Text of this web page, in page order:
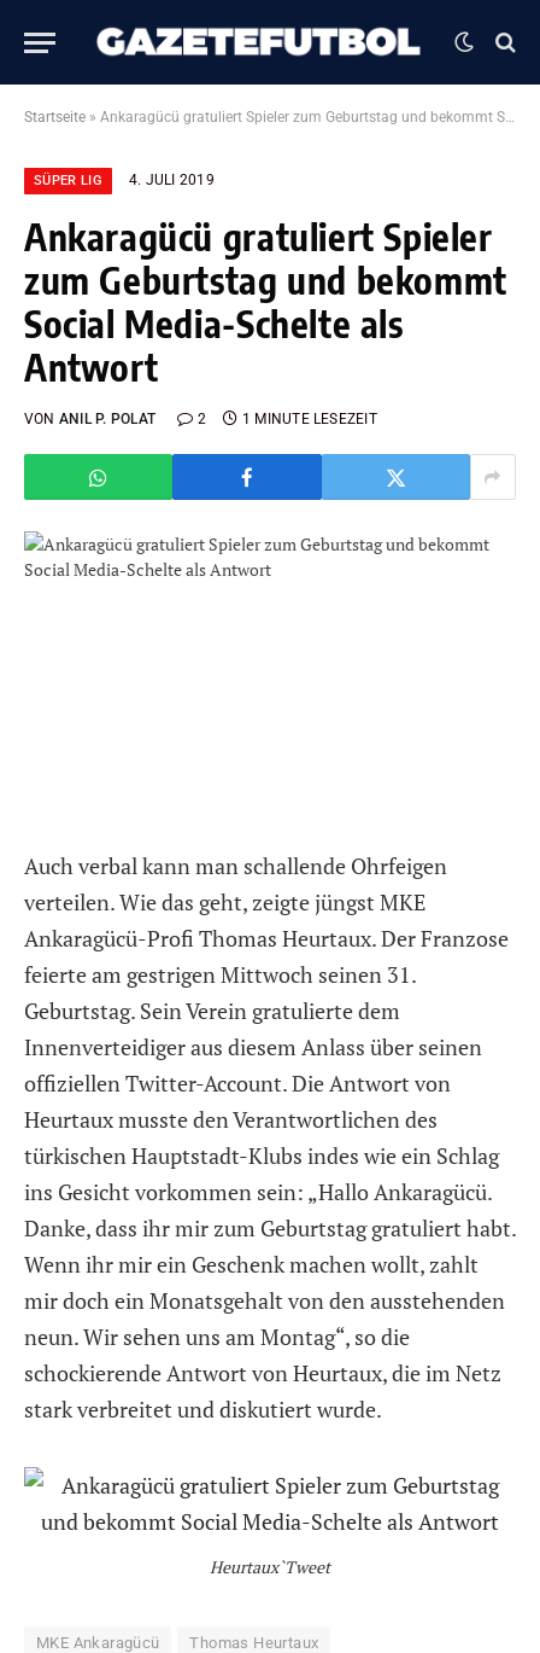
Startseite » Ankaragücü gratuliert Spieler zum Geburtstag und bekommt Social Media-Schelte als Antwort
SÜPER LIG 4. JULI 2019
Ankaragücü gratuliert Spieler
zum Geburtstag und bekommt
Social Media-Schelte als
Antwort
VON ANIL P. POLAT 2 1 MINUTE LESEZEIT
Auch verbal kann man schallende Ohrfeigen
verteilen. Wie das geht, zeigte jüngst MKE
Ankaragücü-Profi Thomas Heurtaux. Der Franzose
feierte am gestrigen Mittwoch seinen 31.
Geburtstag. Sein Verein gratulierte dem
Innenverteidiger aus diesem Anlass über seinen
offiziellen Twitter-Account. Die Antwort von
Heurtaux musste den Verantwortlichen des
türkischen Hauptstadt-Klubs indes wie ein Schlag
ins Gesicht vorkommen sein: „Hallo Ankaragücü.
Danke, dass ihr mir zum Geburtstag gratuliert habt.
Wenn ihr mir ein Geschenk machen wollt, zahlt
mir doch ein Monatsgehalt von den ausstehenden
neun. Wir sehen uns am Montag“, so die
schockierende Antwort von Heurtaux, die im Netz
stark verbreitet und diskutiert wurde.
Heurtaux`Tweet
MKE Ankaragücü Thomas Heurtaux